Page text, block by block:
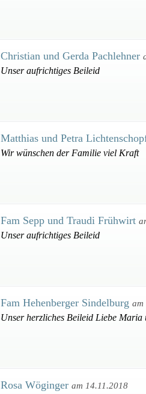
Christian und Gerda Pachlehner
Unser aufrichtiges Beileid
Matthias und Petra
Wir wünschen der Familie viel Kraft
Fam Sepp und Traudi Frühwirt
Unser aufrichtiges Beileid
Fam Hehenberger Sindelburg am
Unser herzliches Beileid Liebe
Rosa Wöginger am 14.11.2018